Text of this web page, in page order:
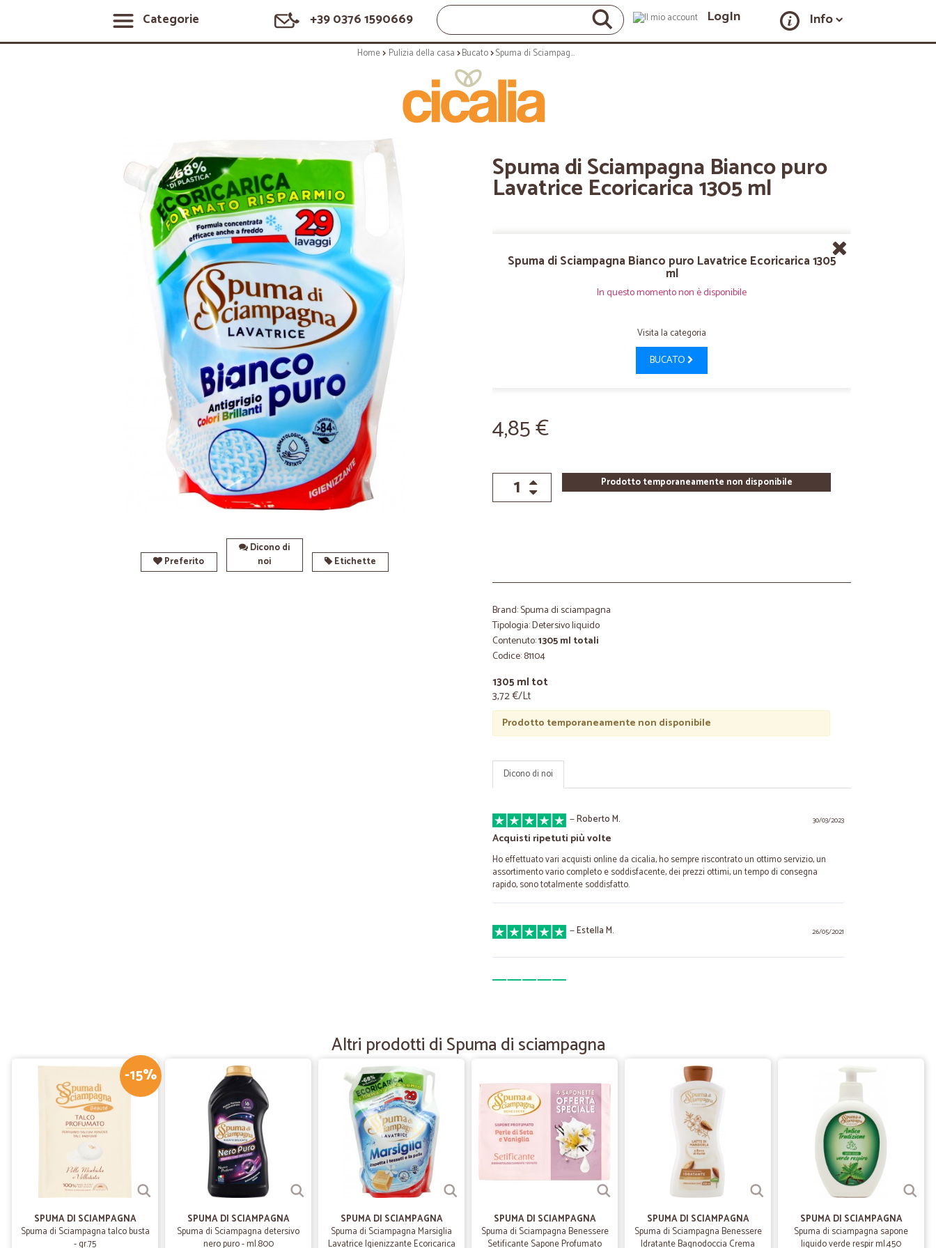
Categorie +39 0376 1590669 LogIn Info
Home Pulizia della casa Bucato Spuma di Sciampagna Bianco puro Lavatrice Ecoricarica 1305 ml
Preferito
Dicono di
noi
Etichette
Spuma di Sciampagna Bianco puro
Lavatrice Ecoricarica 1305 ml
Spuma di Sciampagna Bianco puro Lavatrice Ecoricarica 1305
ml
In questo momento non è disponibile
Visita la categoria
BUCATO
4,85 €
Prodotto temporaneamente non disponibile
Brand: Spuma di sciampagna
Tipologia: Detersivo liquido
Contenuto:1305 ml totali
Codice: 81104
1305 ml tot
3,72 €/Lt
Prodotto temporaneamente non disponibile
Dicono di noi
30/03/2023
—Roberto M.
Acquisti ripetuti più volte
Ho effettuato vari acquisti online da cicalia, ho sempre riscontrato un ottimo servizio, un
assortimento vario completo e soddisfacente, dei prezzi ottimi, un tempo di consegna
rapido, sono totalmente soddisfatto.
26/05/2021
—Estella M.
venerdì a mezzogiorno.
23/06/2020
—Elena paula N.
Consigliati!!!!
Spedizione velocissima!!!! Consigliati!!!
31/05/2020
Claudia C.
Esperienza molto positiva
Altri prodotti di Spuma di sciampagna
-15%
SPUMA DI SCIAMPAGNA
Spuma di Sciampagna talco busta
- gr.75
SPUMA DI SCIAMPAGNA
Spuma di Sciampagna detersivo
nero puro - ml.800
SPUMA DI SCIAMPAGNA
Spuma di Sciampagna Marsiglia
Lavatrice Igienizzante Ecoricarica
SPUMA DI SCIAMPAGNA
Spuma di Sciampagna Benessere
Setificante Sapone Profumato
SPUMA DI SCIAMPAGNA
Spuma di Sciampagna Benessere
Idratante Bagnodoccia Crema
SPUMA DI SCIAMPAGNA
Spuma di sciampagna sapone
liquido verde respir ml.450